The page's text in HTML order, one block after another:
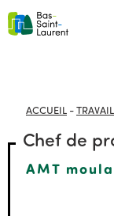
ACCUEIL -
Chef de
AMT